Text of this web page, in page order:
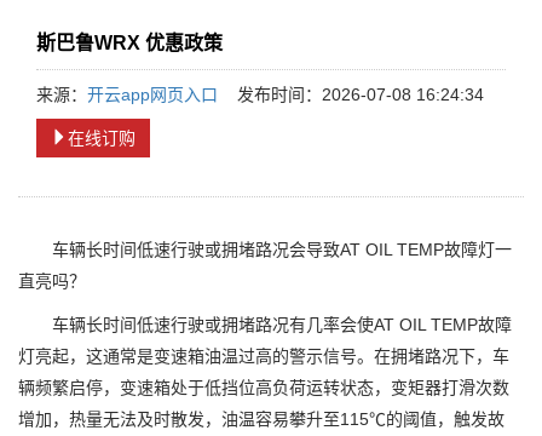
斯巴鲁WRX 优惠政策
来源： 开云app网页入口 发布时间：2026-07-08 16:24:34
在线订购
车辆长时间低速行驶或拥堵路况会导致AT OIL TEMP故障灯一
直亮吗？
车辆长时间低速行驶或拥堵路况有几率会使AT OIL TEMP故障
灯亮起，这通常是变速箱油温过高的警示信号。在拥堵路况下，车
辆频繁启停，变速箱处于低挡位高负荷运转状态，变矩器打滑次数
增加，热量无法及时散发，油温容易攀升至115℃的阈值，触发故